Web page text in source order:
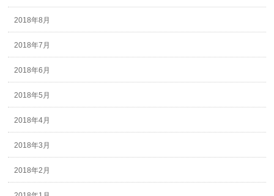
2018年8月
2018年7月
2018年6月
2018年5月
2018年4月
2018年3月
2018年2月